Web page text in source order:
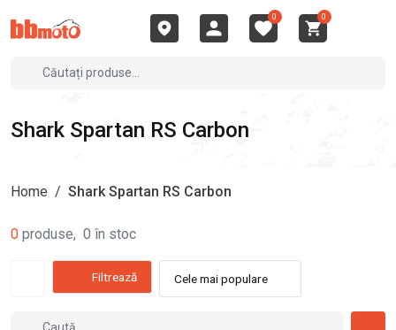
0 0
Shark Spartan RS Carbon
Home / Shark Spartan RS Carbon
0 produse, 0 în stoc
Filtrează Cele mai populare